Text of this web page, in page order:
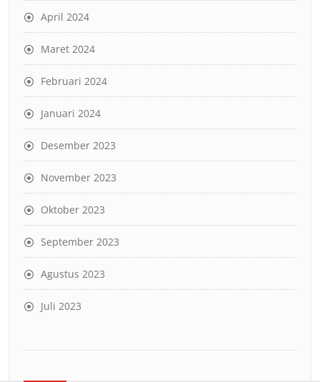
April 2024
Maret 2024
Februari 2024
Januari 2024
Desember 2023
November 2023
Oktober 2023
September 2023
Agustus 2023
Juli 2023